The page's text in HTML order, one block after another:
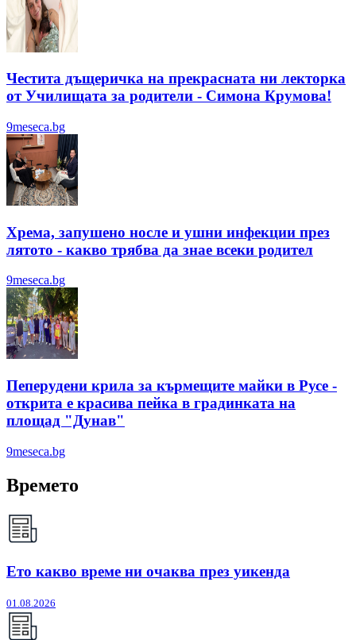
Честита дъщеричка на прекрасната ни лекторка
от Училищата за родители - Симона Крумова!
9meseca.bg
Хрема, запушено носле и ушни инфекции през
лятотo - какво трябва да знае всеки родител
9meseca.bg
Пеперудени крила за кърмещите майки в Русе -
открита е красива пейка в градинката на
площад "Дунав"
9meseca.bg
Времето
Ето какво време ни очаква през уикенда
01.08.2026